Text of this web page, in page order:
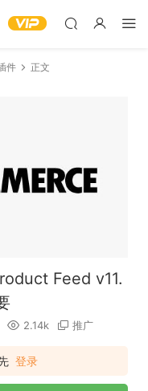
件 正文
Feed v11.
2.14k 推广
登录